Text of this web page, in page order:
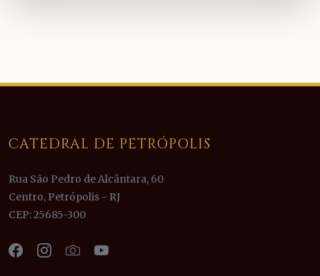
CATEDRAL DE PETRÓPOLIS
Rua São Pedro de Alcântara, 60
Centro, Petrópolis - RJ
CEP: 25685-300